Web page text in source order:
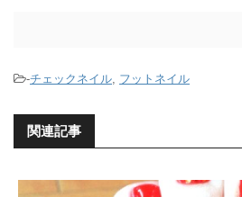
-チェックネイル フットネイル
関連記事